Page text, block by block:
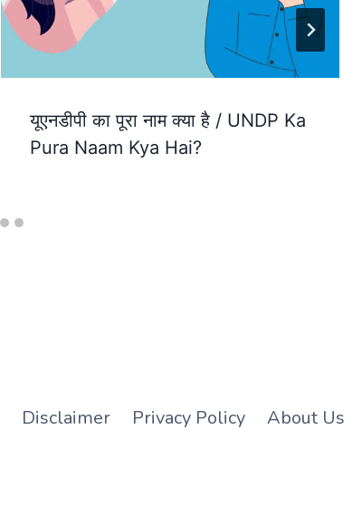
यूएनडीपी का पूरा नाम क्या है / UNDP Ka
Pura Naam Kya Hai?
Disclaimer Privacy Policy About Us